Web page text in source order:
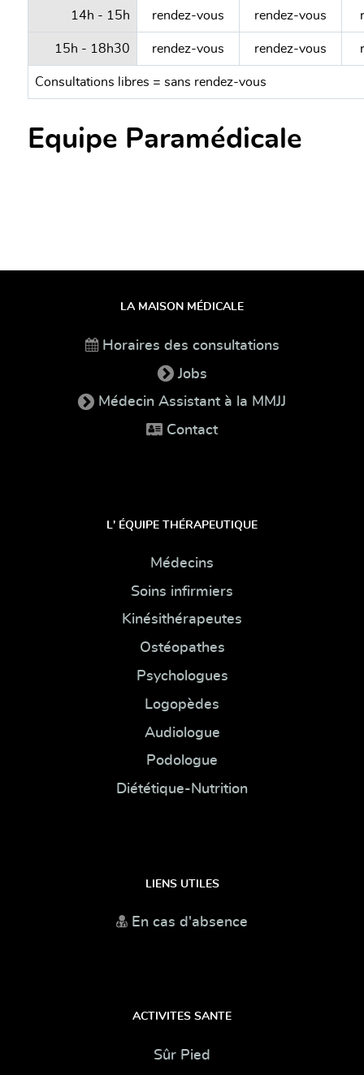
14h - 15h rendez-vous rendez-vous
15h - 18h30 rendez-vous rendez-vous
Consultations libres = sans rendez-vous
Equipe Paramédicale
LA MAISON MÉDICALE
Horaires des consultations
Jobs
Médecin Assistant à la MMJJ
Contact
L' ÉQUIPE THÉRAPEUTIQUE
Médecins
Soins infirmiers
Kinésithérapeutes
Ostéopathes
Psychologues
Logopèdes
Audiologue
Podologue
Diététique-Nutrition
LIENS UTILES
En cas d'absence
ACTIVITES SANTE
Sûr Pied